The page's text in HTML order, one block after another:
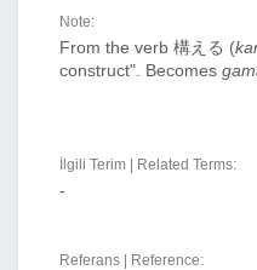
Note:
From the verb 構える (
construct". Becomes
İlgili Terim | Related Terms:
-
Referans | Reference: